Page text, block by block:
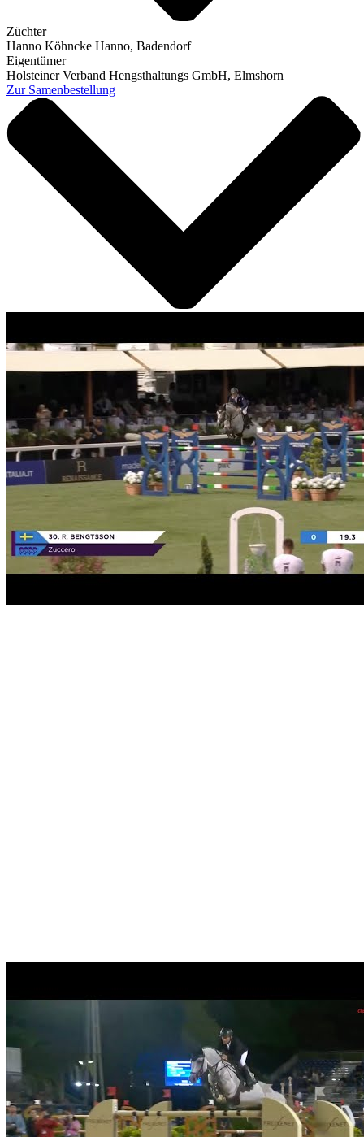
Züchter
Hanno Köhncke Hanno, Badendorf
Eigentümer
Holsteiner Verband Hengsthaltungs GmbH, Elmshorn
Zur Samenbestellung